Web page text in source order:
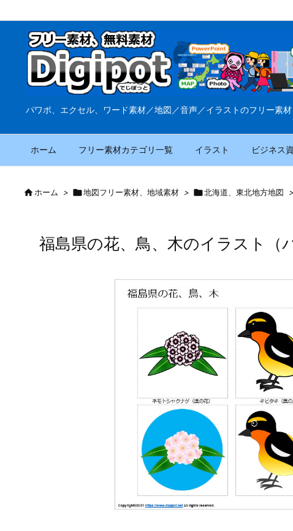
パワポ、エクセル、ワード素材／地図／音声／イラストのフリー素材
ホーム フリー素材カテゴリ一覧 イラスト ビジネス
ホーム > 地図フリー素材、地域素材 > 北海道、東北地方地図 >
福島県の花、鳥、木のイラスト（